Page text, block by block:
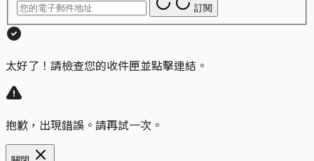
訂閱
太好了！請檢查您的收件匣並點擊連結。
抱歉，出現錯誤。請再試一次。